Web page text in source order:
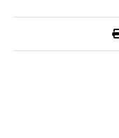
un concetto più o